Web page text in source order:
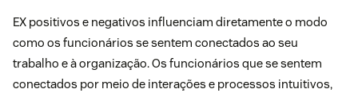
EX positivos e negativos influenciam diretamente o modo
como os funcionários se sentem conectados ao seu
trabalho e à organização. Os funcionários que se sentem
conectados por meio de interações e processos intuitivos,